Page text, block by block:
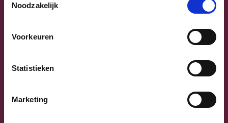
Noodzakelijk
Voorkeuren
Statistieken
Marketing
Previous Next